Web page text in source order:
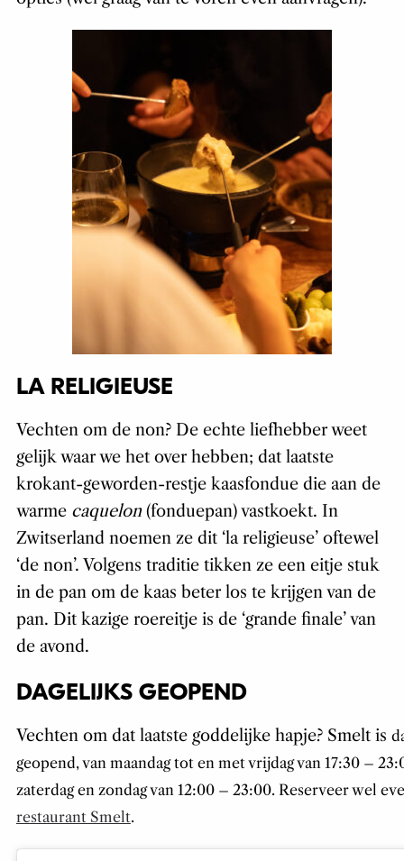
LA RELIGIEUSE
Vechten om de non? De echte liefhebber weet
gelijk waar we het over hebben; dat laatste
krokant-geworden-restje kaasfondue die aan de
warme caquelon(fonduepan) vastkoekt. In
Zwitserland noemen ze dit ‘la religieuse’ oftewel
‘de non’. Volgens traditie tikken ze een eitje stuk
in de pan om de kaas beter los te krijgen van de
pan. Dit kazige roereitje is de ‘grande finale’ van
de avond.
DAGELIJKS GEOPEND
Vechten om dat laatste goddelijke hapje? Smelt is
geopend, van maandag tot en met vrijdag van 17:30 –
zaterdag en zondag van 12:00 – 23:00. Reserveer wel
restaurant Smelt.